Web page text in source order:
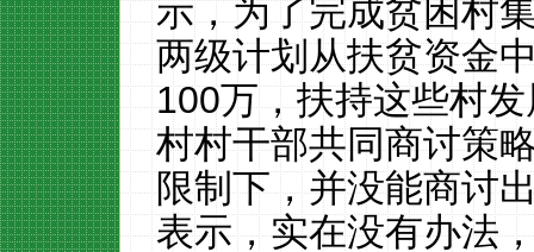
示，为了完成贫困村
两级计划从扶贫资金
100万，扶持这些村
村村干部共同商讨策
限制下，并没能商讨
表示，实在没有办法